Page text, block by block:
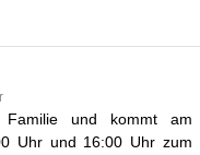
und kommt am
Uhr und 16:00 Uhr zum